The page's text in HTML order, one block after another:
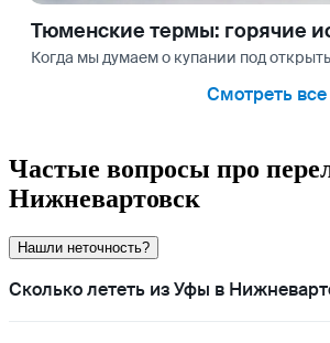
Тюменские термы: горячие
Когда мы думаем о купании под
Смотреть все
Частые вопросы про
Нижневартовск
Нашли неточность?
Сколько лететь из Уфы в